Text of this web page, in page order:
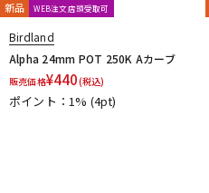
DJ機器
新品 WEB注文店頭受取可
Birdland
Alpha 24mm POT 250K Aカーブ
販売価格¥440(税込)
ポイント：1% (4pt)